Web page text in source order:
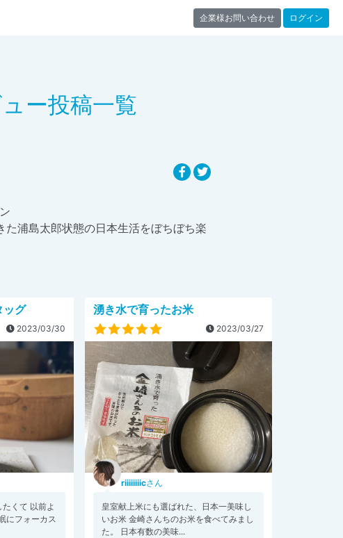
企業様お問い合わせ ログイン
ー投稿一覧
た浦島太郎状態の日本生活をぼちぼち楽
ッグ
2023/03/30
くて 以前よ
にフォーカス
湧き水で育ったお米
2023/03/27
riiiiiiiicさん
皇室献上米にも選ばれた、日本一美味し
いお米 金崎さんちのお米を食べてみまし
た。 日本有数の美味...